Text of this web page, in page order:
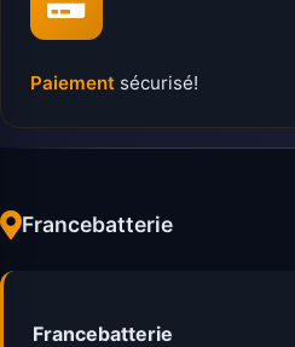
Paiement sécurisé!
Francebatterie
Francebatterie